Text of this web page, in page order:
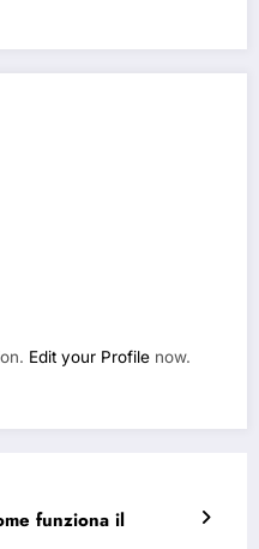
Edit your Profile now.
funziona il